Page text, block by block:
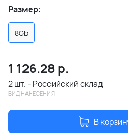
Размер:
8Gb
1 126.28 р.
2 шт. - Российский склад
ВИД НАНЕСЕНИЯ
В